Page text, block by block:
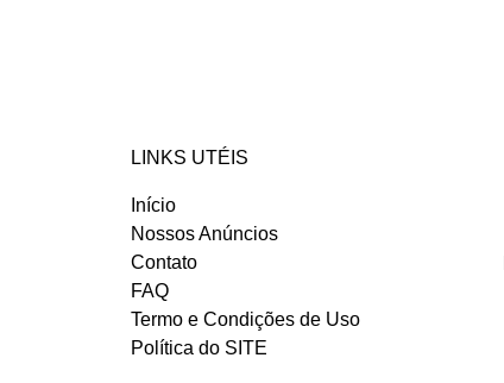
LINKS UTÉIS
Início
Nossos Anúncios
Contato
FAQ
Termo e Condições de Uso
Política do SITE